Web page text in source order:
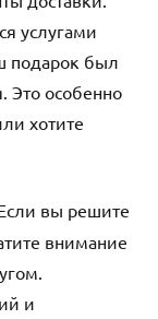
услугами
подарок был
Это особенно
хотите
Если вы решите
внимание
и